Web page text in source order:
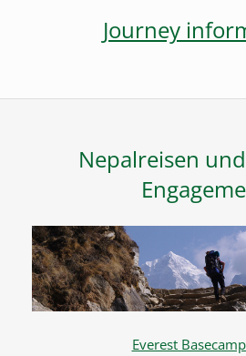
Journey
Nepalreisen
Everest